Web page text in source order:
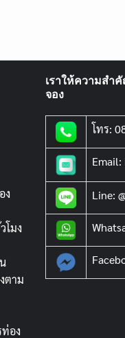
ง
โมง
ตาม
อง
เราให้ความสำ
จอง
โทร:
Line: